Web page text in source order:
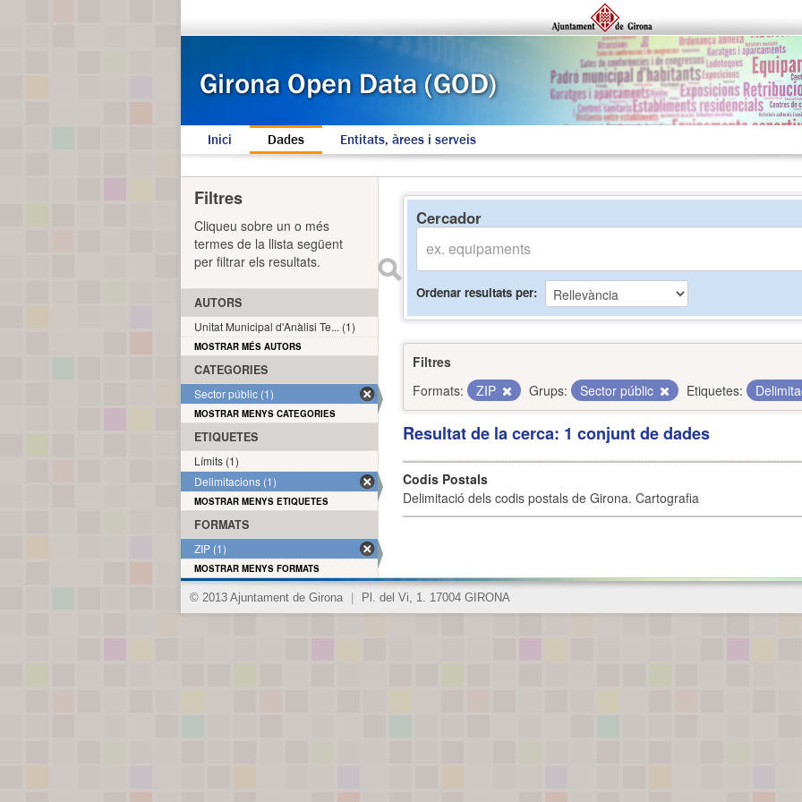
Inici Dades Entitats, àrees i serveis
Cercador
Ordenar resultats per
Filtres
Formats:
ZIP Grups: Sector públic Etiquetes:
Resultat de la cerca: 1 conjunt de dades
Codis Postals
Delimitació dels codis postals de Girona. Cartografia
Filtres
Cliqueu sobre un o més
termes de la llista següent
per filtrar els resultats.
AUTORS
Unitat Municipal d'Anàlisi Te... (1)
MOSTRAR MÉS AUTORS
CATEGORIES
Sector públic (1)
MOSTRAR MENYS CATEGORIES
ETIQUETES
Límits (1)
Delimitacions (1)
MOSTRAR MENYS ETIQUETES
FORMATS
ZIP (1)
MOSTRAR MENYS FORMATS
© 2013 Ajuntament de Girona Pl. del Vi, 1. 17004 GIRONA